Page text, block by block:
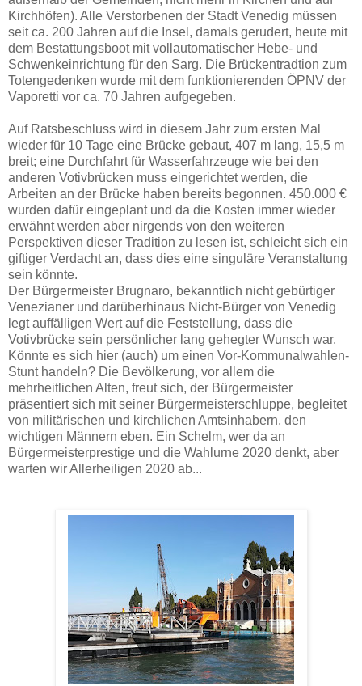
Kirchhöfen). Alle Verstorbenen der Stadt Venedig müssen
seit ca. 200 Jahren auf die Insel, damals gerudert, heute mit
dem Bestattungsboot mit vollautomatischer Hebe- und
Schwenkeinrichtung für den Sarg. Die Brückentradtion zum
Totengedenken wurde mit dem funktionierenden ÖPNV der
Vaporetti vor ca. 70 Jahren aufgegeben.
Auf Ratsbeschluss wird in diesem Jahr zum ersten Mal
wieder für 10 Tage eine Brücke gebaut, 407 m lang, 15,5 m
breit; eine Durchfahrt für Wasserfahrzeuge wie bei den
anderen Votivbrücken muss eingerichtet werden, die
Arbeiten an der Brücke haben bereits begonnen. 450.000 €
wurden dafür eingeplant und da die Kosten immer wieder
erwähnt werden aber nirgends von den weiteren
Perspektiven dieser Tradition zu lesen ist, schleicht sich ein
giftiger Verdacht an, dass dies eine singuläre Veranstaltung
sein könnte.
Der Bürgermeister Brugnaro, bekanntlich nicht gebürtiger
Venezianer und darüberhinaus Nicht-Bürger von Venedig
legt auffälligen Wert auf die Feststellung, dass die
Votivbrücke sein persönlicher lang gehegter Wunsch war.
Könnte es sich hier (auch) um einen Vor-Kommunalwahlen-
Stunt handeln? Die Bevölkerung, vor allem die
mehrheitlichen Alten, freut sich, der Bürgermeister
präsentiert sich mit seiner Bürgermeisterschluppe, begleitet
von militärischen und kirchlichen Amtsinhabern, den
wichtigen Männern eben. Ein Schelm, wer da an
Bürgermeisterprestige und die Wahlurne 2020 denkt, aber
warten wir Allerheiligen 2020 ab...